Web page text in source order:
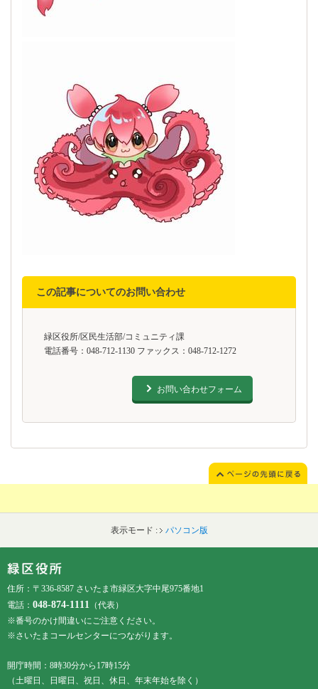
この記事についてのお問い合わせ
緑区役所/区民生活部/コミュニティ課
電話番号：048-712-1130 ファックス：048-712-1272
お問い合わせフォーム
表示モード : パソコン版
住所：〒336-8587 さいたま市緑区大字中尾975番地1
電話： 048-874-1111 （代表）
※番号のかけ間違いにご注意ください。
※さいたまコールセンターにつながります。
開庁時間：8時30分から17時15分
（土曜日、日曜日、祝日、休日、年末年始を除く）